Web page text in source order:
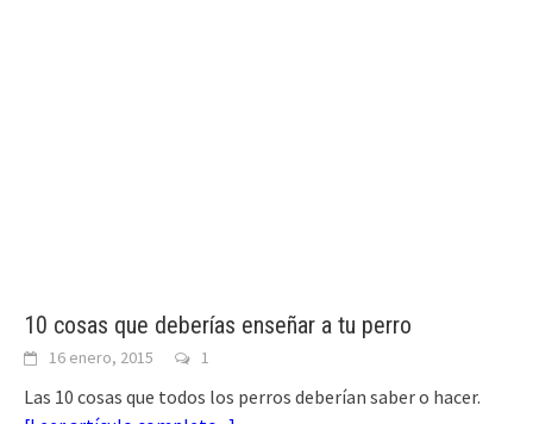
10 cosas que deberías enseñar a tu perro
16 enero, 2015 1
Las 10 cosas que todos los perros deberían saber o hacer.